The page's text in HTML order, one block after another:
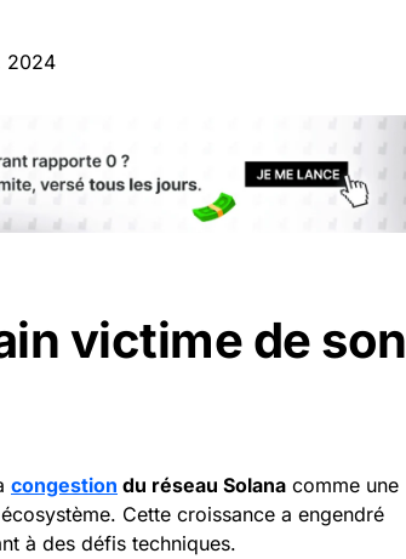
2024
victime de son
congestion du réseau Solana comme une
Cette croissance a engendré
à des défis techniques.